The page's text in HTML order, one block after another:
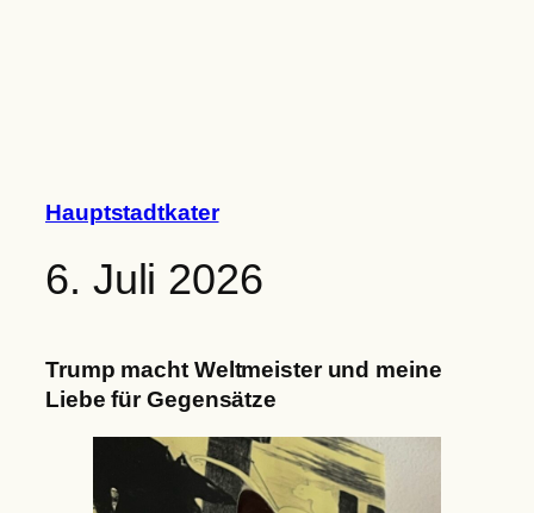
Hauptstadtkater
6. Juli 2026
Trump macht Weltmeister und meine
Liebe für Gegensätze